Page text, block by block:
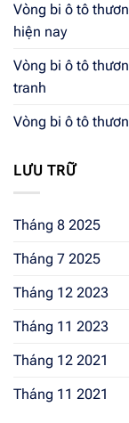
Vòng bi ô tô
hiện nay
Vòng bi ô tô
tranh
Vòng bi ô tô
LƯU TRỮ
Tháng 8 2025
Tháng 7 2025
Tháng 12 2023
Tháng 11 2023
Tháng 12 2021
Tháng 11 2021